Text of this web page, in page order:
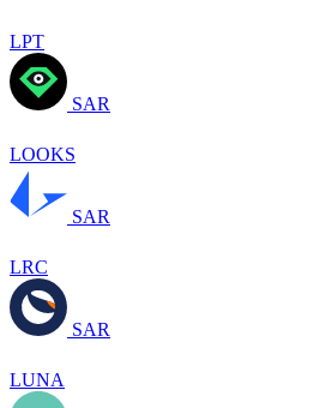
LPT
SAR
LOOKS
SAR
LRC
SAR
LUNA